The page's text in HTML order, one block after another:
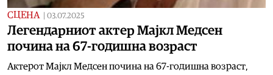
СЦЕНА 03.07.2025
Легендарниот актер Мајкл Мeдсен
почина на 67-годишна возраст
Актерот Мајкл Медсен почина на 67-годишна возраст,